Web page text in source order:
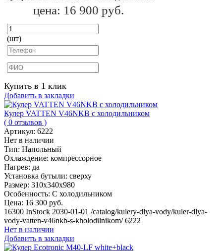
цена: 16 900 руб.
(шт)
Купить в 1 клик
Добавить в закладки
Кулер VATTEN V46NKB с холодильником
( 0 отзывов )
Артикул: 6222
Нет в наличии
Тип: Напольный
Охлаждение: компрессорное
Нагрев: да
Установка бутыли: сверху
Размер: 310х340х980
Особенность: С холодильником
Цена: 16 300 руб.
16300 InStock 2030-01-01 /catalog/kulery-dlya-vody/kuler-dlya-
vody-vatten-v46nkb-s-kholodilnikom/ 6222
Нет в наличии
Добавить в закладки